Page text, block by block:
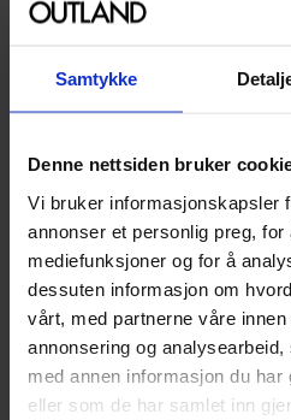
Samtykke
Denne nettsiden bruker
Vi bruker informasjonskapsler
annonser et personlig preg,
mediefunksjoner og for å
dessuten informasjon om
vårt, med partnerne våre innen
annonsering og
med annen informasjon du har
eller som de har samlet inn
Serie
Forfattere
Sjanger
Illustratør
Antall Sider
Utgiver
Lanseringsdato
(dd.mm.yyyy)
Volum
4
Aldersgruppe